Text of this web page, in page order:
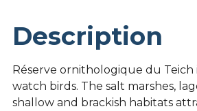
Description
Réserve ornithologique du Teich
watch birds. The salt marshes,
shallow and brackish habitats